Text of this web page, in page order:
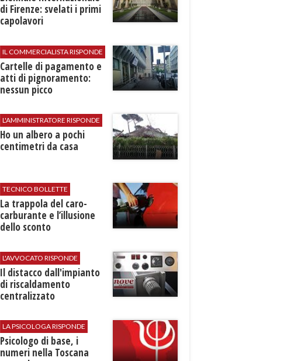
di Firenze: svelati i primi
capolavori
IL COMMERCIALISTA RISPONDE
Cartelle di pagamento e
atti di pignoramento:
nessun picco
L'AMMINISTRATORE RISPONDE
Ho un albero a pochi
centimetri da casa
TECNICO BOLLETTE
​La trappola del caro-
carburante e l’illusione
dello sconto
L'AVVOCATO RISPONDE
Il distacco dall'impianto
di riscaldamento
centralizzato
LA PSICOLOGA RISPONDE
Psicologo di base, i
numeri nella Toscana